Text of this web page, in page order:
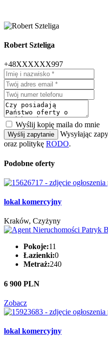
Robert Szteliga
+48XXXXXX997
Wyślij kopię maila do mnie
Wyślij zapytanie Wysyłając
oraz politykę RODO.
Podobne oferty
lokal komercyjny
Kraków, Czyżyny
Pokoje:11
Łazienki:0
Metraż:240
6 900 PLN
Zobacz
lokal komercyjny